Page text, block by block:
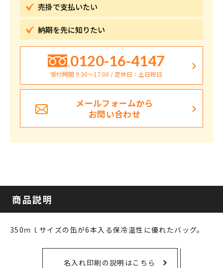
売掛で支払いたい
納期を先に知りたい
0120-16-4147
受付時間 9:30〜17:00 / 定休日：土日祝日
メールフォームから
お問い合わせ
商品説明
350ｍｌサイズの缶が6本入る保冷温性に優れたバッグ。
名入れ印刷の説明はこちら